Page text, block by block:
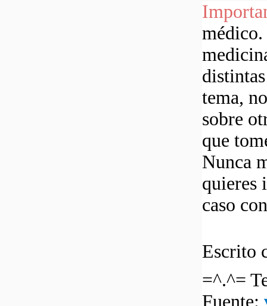
tema,
sobre
que
Nunca
quieres
caso
Escrito
=^.^=
Fuente: